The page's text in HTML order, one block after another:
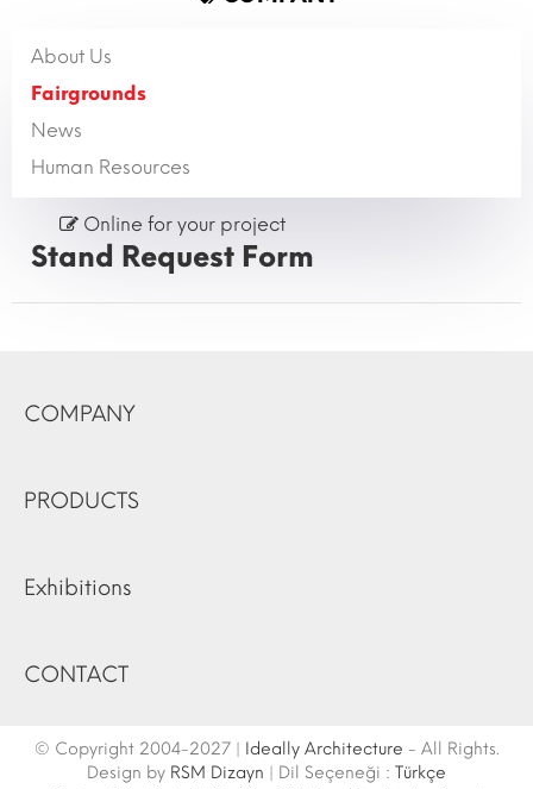
About Us
Fairgrounds
News
Human Resources
Online for your project
Stand Request Form
COMPANY
PRODUCTS
Exhibitions
CONTACT
© Copyright 2004-2027 | Ideally Architecture - All Rights.
Design by RSM Dizayn | Dil Seçeneği : Türkçe